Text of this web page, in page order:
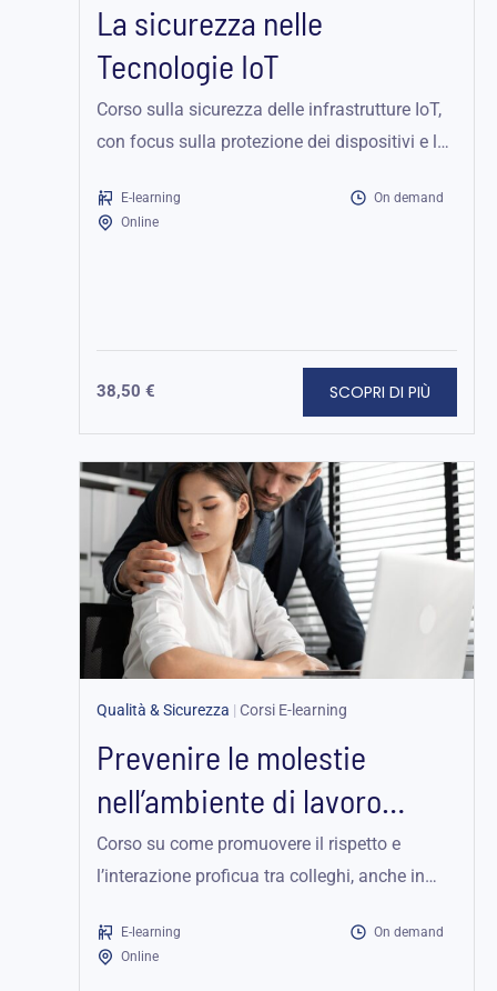
La sicurezza nelle
Tecnologie IoT
Corso sulla sicurezza delle infrastrutture IoT,
con focus sulla protezione dei dispositivi e la
E-learning
On demand
Online
38,50 € SCOPRI DI PIÙ
Qualità & Sicurezza | Corsi E-learning
Prevenire le molestie
nell’ambiente di lavoro
globale – Edizione per...
Corso su come promuovere il rispetto e
l’interazione proficua tra colleghi, anche in
E-learning
On demand
Online